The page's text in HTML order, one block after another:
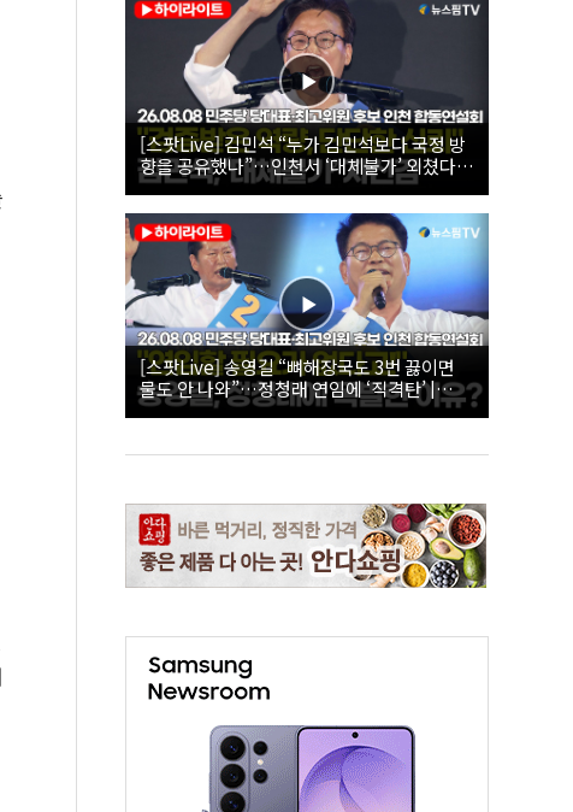
[스팟Live] 김민석 “누가 김민석보다 국정 방
향을 공유했나”…인천서 ‘대체불가’ 외쳤다 |
26.08.08 더불어민주당 당대표·최고위원 후
보 인천 합동연설회
[스팟Live] 송영길 “뼈해장국도 3번 끓이면
물도 안 나와”…정청래 연임에 ‘직격탄’ |
26.08.08 더불어민주당 당대표·최고위원 후